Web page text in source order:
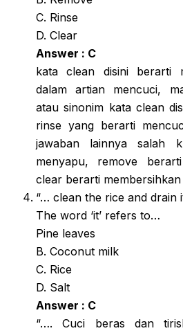
C. Rinse
D. Clear
Answer : C
kata clean disini berarti
dalam artian mencuci,
atau sinonim kata clean
rinse yang berarti
jawaban lainnya salah
menyapu, remove
clear berarti
“… clean the rice and drain
The word ‘it’ refers to…
Pine leaves
B. Coconut milk
C. Rice
D. Salt
Answer : C
“…. Cuci beras dan